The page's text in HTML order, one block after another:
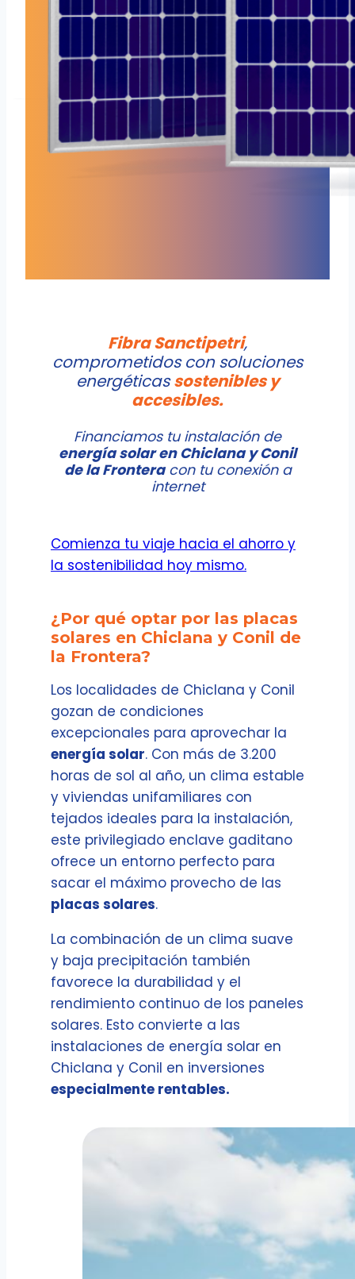
Fibra Sanctipetri,
comprometidos con soluciones
energéticassosteniblesy
accesibles.
Financiamos tu instalación de
energía solar en Chiclana y Conil
de la Fronteracon tu conexión a
internet
Comienza tu viaje hacia el ahorro y
la sostenibilidad hoy mismo.
¿Por qué optar por las placas
solares en Chiclana y Conil de
la Frontera?
Los localidades de Chiclana y Conil
gozan de condiciones
excepcionales para aprovechar la
energía solar. Con más de 3.200
horas de sol al año, un clima estable
y viviendas unifamiliares con
tejados ideales para la instalación,
este privilegiado enclave gaditano
ofrece un entorno perfecto para
sacar el máximo provecho de las
placas solares.
La combinación de un clima suave
y baja precipitación también
favorece la durabilidad y el
rendimiento continuo de los paneles
solares. Esto convierte a las
instalaciones de energía solar en
Chiclana y Conil en inversiones
especialmente rentables.